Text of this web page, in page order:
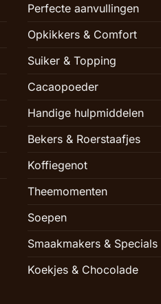
Perfecte aanvullingen
Opkikkers & Comfort
Suiker & Topping
Cacaopoeder
Handige hulpmiddelen
Bekers & Roerstaafjes
Koffiegenot
Theemomenten
Soepen
Smaakmakers & Specials
Koekjes & Chocolade